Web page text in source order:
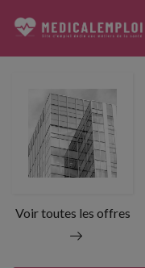
Voir toutes les offres